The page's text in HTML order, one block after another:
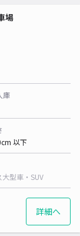
場
庫
以下
大型車・SUV
詳細へ